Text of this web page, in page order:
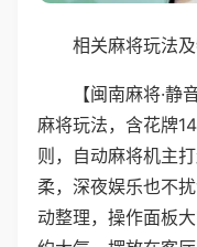
相关麻将玩法
【闽南麻将·
麻将玩法，含花牌
则，自动麻将机主
柔，深夜娱乐也不
动整理，操作面板